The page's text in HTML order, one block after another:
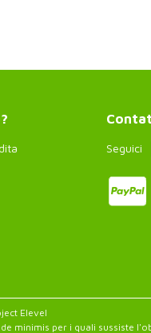
Seguici
Elevel
minimis per i quali sussiste